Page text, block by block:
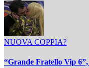
NUOVA COPPIA?
“Grande Fratello Vip